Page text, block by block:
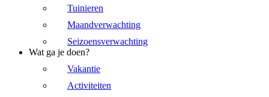
Tuinieren
Maandverwachting
Seizoensverwachting
Wat ga je doen?
Vakantie
Activiteiten